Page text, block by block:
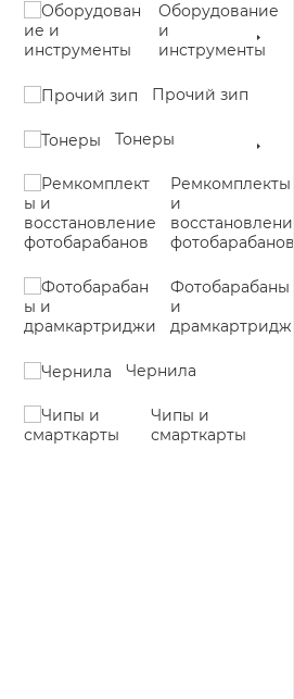
Оборудование
и
инструменты
Прочий зип
Тонеры
Ремкомплекты
и
восстановление
фотобарабанов
Фотобарабаны
и
драмкартриджи
Чернила
Чипы и
смарткарты